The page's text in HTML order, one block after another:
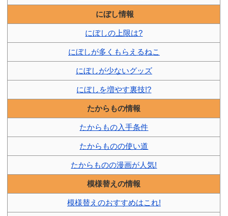
にぼし情報
にぼしの上限は?
にぼしが多くもらえるねこ
にぼしが少ないグッズ
にぼしを増やす裏技!?
たからもの情報
たからもの入手条件
たからものの使い道
たからものの漫画が人気!
模様替えの情報
模様替えのおすすめはこれ!